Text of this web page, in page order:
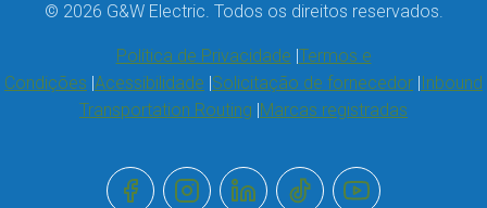
© 2026 G&W Electric. Todos os direitos reservados.
Política de Privacidade Termos e
Condições Acessibilidade Solicitação de fornecedor Inbound
Transportation Routing Marcas registradas